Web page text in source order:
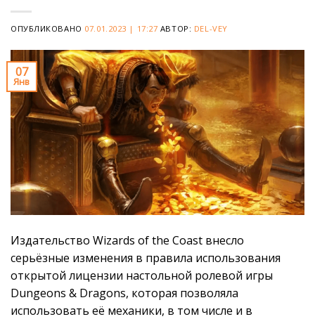
ОПУБЛИКОВАНО 07.01.2023 | 17:27 АВТОР: DEL-VEY
07
Янв
Издательство Wizards of the Coast внесло
серьёзные изменения в правила использования
открытой лицензии настольной ролевой игры
Dungeons & Dragons, которая позволяла
использовать её механики, в том числе и в